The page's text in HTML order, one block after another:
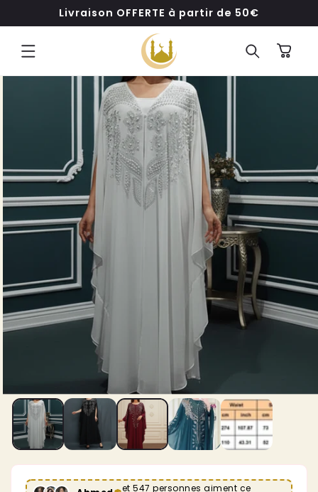
AU
Livraison OFFERTE à partir de 50€
Panier
et 547 personnes aiment ce